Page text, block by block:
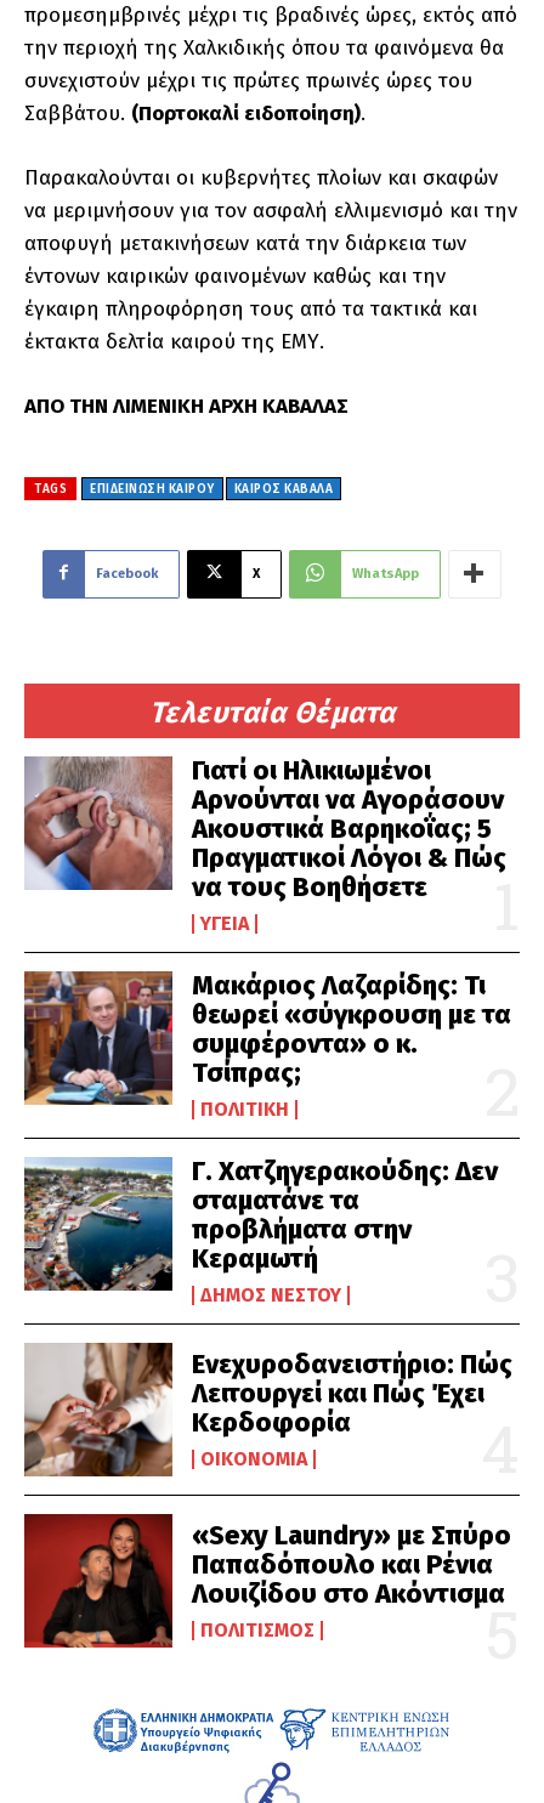
Τελευταία Θέματα
Γιατί οι Ηλικιωμένοι
Αρνούνται να Αγοράσουν
Ακουστικά Βαρηκοΐας; 5
Πραγματικοί Λόγοι & Πώς
να τους Βοηθήσετε
ΥΓΕΊΑ
Μακάριος Λαζαρίδης: Τι
θεωρεί «σύγκρουση με τα
συμφέροντα» ο κ.
Τσίπρας;
ΠΟΛΙΤΙΚΉ
Γ. Χατζηγερακούδης: Δεν
σταματάνε τα
προβλήματα στην
Κεραμωτή
ΔΉΜΟΣ ΝΈΣΤΟΥ
Ενεχυροδανειστήριο: Πώς
Λειτουργεί και Πώς Έχει
Κερδοφορία
ΟΙΚΟΝΟΜΊΑ
«Sexy Laundry» με Σπύρο
Παπαδόπουλο και Ρένια
Λουιζίδου στο Ακόντισμα
ΠΟΛΙΤΙΣΜΌΣ
προμεσημβρινές μέχρι τις βραδινές ώρες, εκτός από
την περιοχή της Χαλκιδικής όπου τα φαινόμενα θα
συνεχιστούν μέχρι τις πρώτες πρωινές ώρες του
Σαββάτου. (Πορτοκαλί ειδοποίηση).
Παρακαλούνται οι κυβερνήτες πλοίων και σκαφών
να μεριμνήσουν για τον ασφαλή ελλιμενισμό και την
αποφυγή μετακινήσεων κατά την διάρκεια των
έντονων καιρικών φαινομένων καθώς και την
έγκαιρη πληροφόρηση τους από τα τακτικά και
έκτακτα δελτία καιρού της ΕΜΥ.
ΑΠΟ ΤΗΝ ΛΙΜΕΝΙΚΗ ΑΡΧΗ ΚΑΒΑΛΑΣ
TAGS ΕΠΙΔΕΙΝΩΣΗ ΚΑΙΡΟΥ ΚΑΙΡΟΣ ΚΑΒΑΛΑ
Facebook X WhatsApp